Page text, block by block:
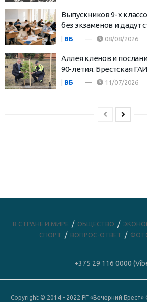
Выпускников 9-х
без экзаменов и дадут
| ВБ 08/08/2026
Аллея кленов и
90-летия. Брестская
ВБ 11/07/2026
В СТРАНЕ И МИРЕ ОБЩЕСТВО
СПОРТ
ВОПРОС-ОТВЕТ
+375 29 116 0000
Copyright © 2014 - 2022 РГ «Вечерний